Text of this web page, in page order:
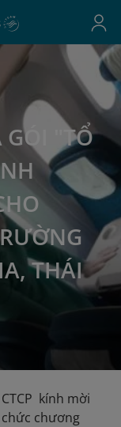
GÓI "TỔ
THÁI
kính mời
chức chương